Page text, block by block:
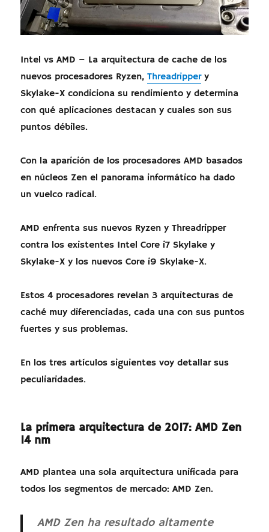
Intel vs AMD – La arquitectura de cache de los
nuevos procesadores Ryzen,Threadrippery
Skylake-X condiciona su rendimiento y determina
con qué aplicaciones destacan y cuales son sus
puntos débiles.
Con la aparición de los procesadores AMD basados
en núcleos Zen el panorama informático ha dado
un vuelco radical.
AMD enfrenta sus nuevos Ryzen y Threadripper
contra los existentes Intel Core i7 Skylake y
Skylake-X y los nuevos Core i9 Skylake-X.
Estos 4 procesadores revelan 3 arquitecturas de
caché muy diferenciadas, cada una con sus puntos
fuertes y sus problemas.
En los tres artículos siguientes voy detallar sus
peculiaridades.
La primera arquitectura de 2017: AMD Zen
14 nm
AMD plantea una sola arquitectura unificada para
todos los segmentos de mercado: AMD Zen.
AMD Zen ha resultado altamente